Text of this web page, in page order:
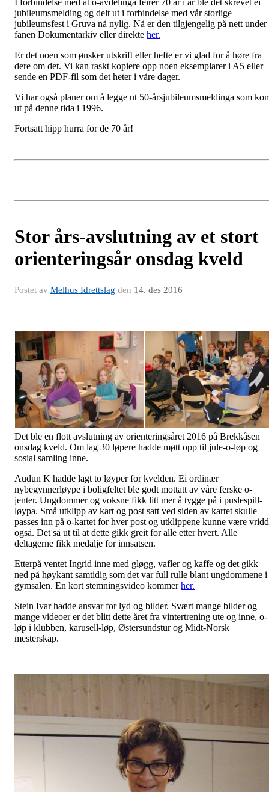
I forbindelse med at o-avdelinga feirer 70 år i år ble det skrevet ei
jubileumsmelding og delt ut i forbindelse med vår storlige
jubileumsfest i Gruva nå nylig. Nå er den tilgjengelig på nett under
fanen Dokumentarkiv eller direkte her.
Er det noen som ønsker utskrift eller hefte er vi glad for å høre fra
dere om det. Vi kan raskt kopiere opp noen eksemplarer i A5 eller
sende en PDF-fil som det heter i våre dager.
Vi har også planer om å legge ut 50-årsjubileumsmeldinga som
ut på denne tida i 1996.
Fortsatt hipp hurra for de 70 år!
Stor års-avslutning av et stort
orienteringsår onsdag kveld
Postet av Melhus Idrettslag den 14. des 2016
Det ble en flott avslutning av orienteringsåret 2016 på Brekkåsen
onsdag kveld. Om lag 30 løpere hadde møtt opp til jule-o-løp og
sosial samling inne.
Audun K hadde lagt to løyper for kvelden. Ei ordinær
nybegynnerløype i boligfeltet ble godt mottatt av våre ferske o-
jenter. Ungdommer og voksne fikk litt mer å tygge på i puslespill-
løypa. Små utklipp av kart og post satt ved siden av kartet skulle
passes inn på o-kartet for hver post og utklippene kunne være vridd
også. Det så ut til at dette gikk greit for alle etter hvert. Alle
deltagerne fikk medalje for innsatsen.
Etterpå ventet Ingrid inne med gløgg, vafler og kaffe og det gikk
ned på høykant samtidig som det var full rulle blant ungdommene i
gymsalen. En kort stemningsvideo kommerher.
Stein Ivar hadde ansvar for lyd og bilder. Svært mange bilder og
mange videoer er det blitt dette året fra vintertrening ute og inne, o-
løp i klubben, karusell-løp, Østersundstur og Midt-Norsk
mesterskap.